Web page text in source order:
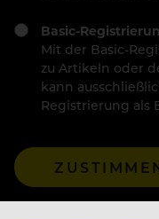
Basic-
Mit der Basic-
zu Artikeln oder
kann
Registrierung als